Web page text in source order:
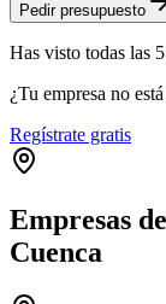
Pedir presupuesto
Has visto todas las 5
¿Tu empresa no
Regístrate gratis
Empresas
Cuenca